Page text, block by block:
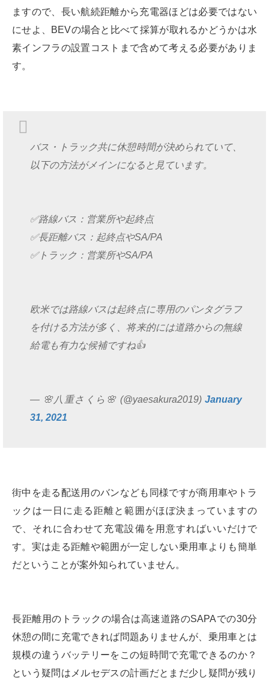
ますので、長い航続距離から充電器ほどは必要ではない
にせよ、BEVの場合と比べて採算が取れるかどうかは水
素インフラの設置コストまで含めて考える必要がありま
す。
バス・トラック共に休憩時間が決められていて、
以下の方法がメインになると見ています。
✅路線バス：営業所や起終点
✅長距離バス：起終点やSA/PA
✅トラック：営業所やSA/PA
欧米では路線バスは起終点に専用のパンタグラフ
を付ける方法が多く、将来的には道路からの無線
給電も有力な候補ですね👍️
— 🌸八重さくら🌸 (@yaesakura2019) January
31, 2021
街中を走る配送用のバンなども同様ですが商用車やトラ
ックは一日に走る距離と範囲がほぼ決まっていますの
で、それに合わせて充電設備を用意すればいいだけで
す。実は走る距離や範囲が一定しない乗用車よりも簡単
だということが案外知られていません。
長距離用のトラックの場合は高速道路のSAPAでの30分
休憩の間に充電できれば問題ありませんが、乗用車とは
規模の違うバッテリーをこの短時間で充電できるのか？
という疑問はメルセデスの計画だとまだ少し疑問が残り